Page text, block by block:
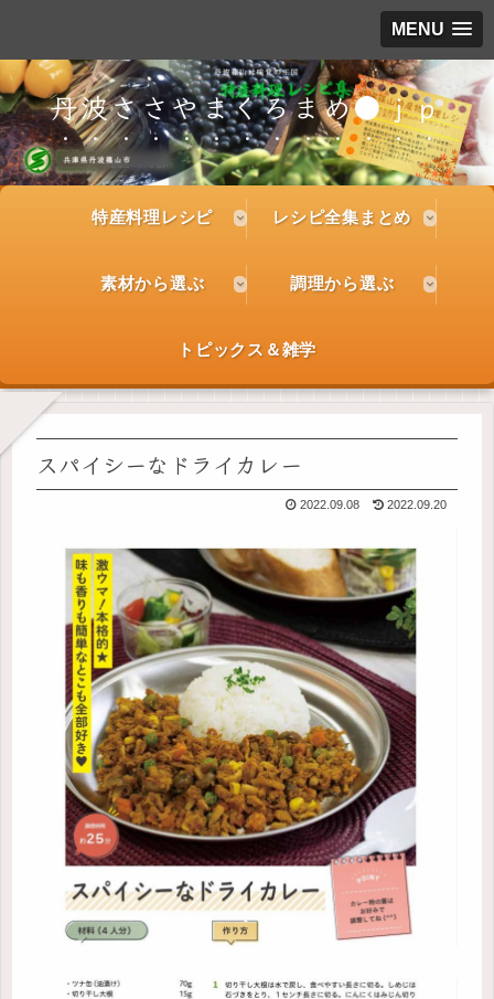
MENU
丹波ささやまくろまめ●ｊｐ
特産料理レシピ レシピ全集まとめ
素材から選ぶ 調理から選ぶ
トピックス＆雑学
スパイシーなドライカレー
2022.09.08 2022.09.20